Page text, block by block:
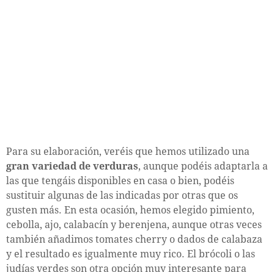
Para su elaboración, veréis que hemos utilizado una
gran variedad de verduras, aunque podéis adaptarla a
las que tengáis disponibles en casa o bien, podéis
sustituir algunas de las indicadas por otras que os
gusten más. En esta ocasión, hemos elegido pimiento,
cebolla, ajo, calabacín y berenjena, aunque otras veces
también añadimos tomates cherry o dados de calabaza
y el resultado es igualmente muy rico. El brócoli o las
judías verdes son otra opción muy interesante para